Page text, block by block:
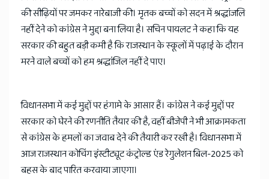
की सीढ़ियों पर जमकर नारेबाजी की। मृतक बच्चों को सदन में श्रद्धांजलि
नहीं देने को कांग्रेस ने मुद्दा बना लिया है। सचिन पायलट ने कहा कि यह
सरकार की बहुत बड़ी कमी है कि राजस्थान के स्कूलों में पढ़ाई के दौरान
मरने वाले बच्चों को हम श्रद्धांजिल नहीं दे पाए।
विधानसभा में कई मुद्दों पर हंगामे के आसार हैं। कांग्रेस ने कई मुद्दों पर
सरकार को घेरने की रणनीति तैयार की है, वहीं बीजेपी ने भी आक्रामकता
से कांग्रेस के हमलों का जवाब देने की तैयारी कर रखी है। विधानसभा में
आज राजस्थान कोचिंग इंस्टीट्यूट कंट्रोल्ड एंड रेगुलेशन बिल-2025 को
बहस के बाद पारित करवाया जाएगा।